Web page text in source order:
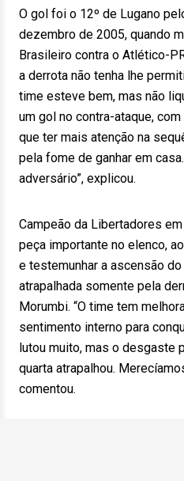
O gol foi o 12º de Lugano
dezembro de 2005, quando
Brasileiro contra o Atlético-
a derrota não tenha lhe
time esteve bem, mas não
um gol no contra-ataque,
que ter mais atenção na
pela fome de ganhar em
adversário”, explicou.
Campeão da Libertadores
peça importante no elenco,
e testemunhar a ascensão
atrapalhada somente pela
Morumbi. “O time tem
sentimento interno para
lutou muito, mas o desgaste
quarta atrapalhou.
comentou.